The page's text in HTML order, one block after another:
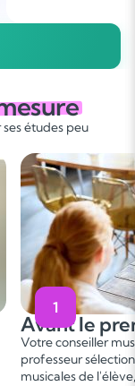
études peu
1
le premier
conseiller musique
sélectionné, en
de l'élève, afin